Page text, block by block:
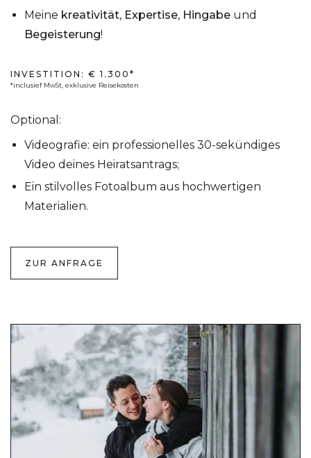
Meine kreativität, Expertise, Hingabe und
Begeisterung!
INVESTITION: € 1.300*
*inclusief MwSt, exklusive Reisekosten
Optional:
Videografie: ein professionelles 30-sekündiges
Video deines Heiratsantrags;
Ein stilvolles Fotoalbum aus hochwertigen
Materialien.
ZUR ANFRAGE